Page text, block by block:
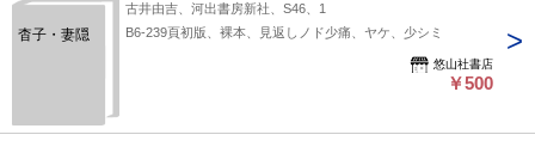
杳子・妻隠
古井由吉、河出書房新社、S46、1
B6-239頁初版、裸本、見返しノド少痛、ヤケ、少シミ
悠山社書店
￥500